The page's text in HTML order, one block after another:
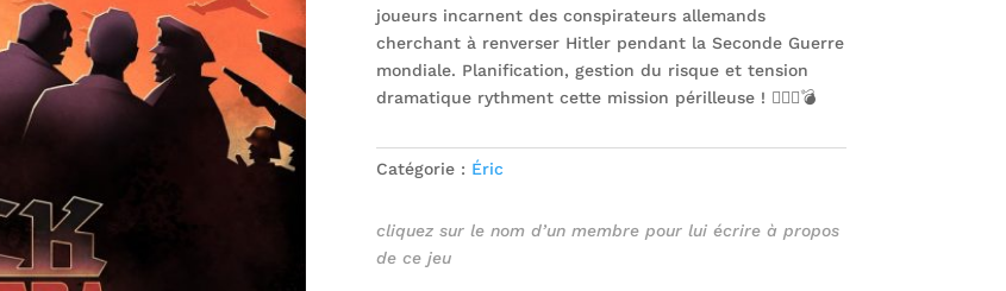
joueurs incarnent des conspirateurs allemands
cherchant à renverser Hitler pendant la Seconde Guerre
mondiale. Planification, gestion du risque et tension
dramatique rythment cette mission périlleuse ! 🕵️‍♂️📜💣
Catégorie : Éric
cliquez sur le nom d’un membre pour lui écrire à propos
de ce jeu